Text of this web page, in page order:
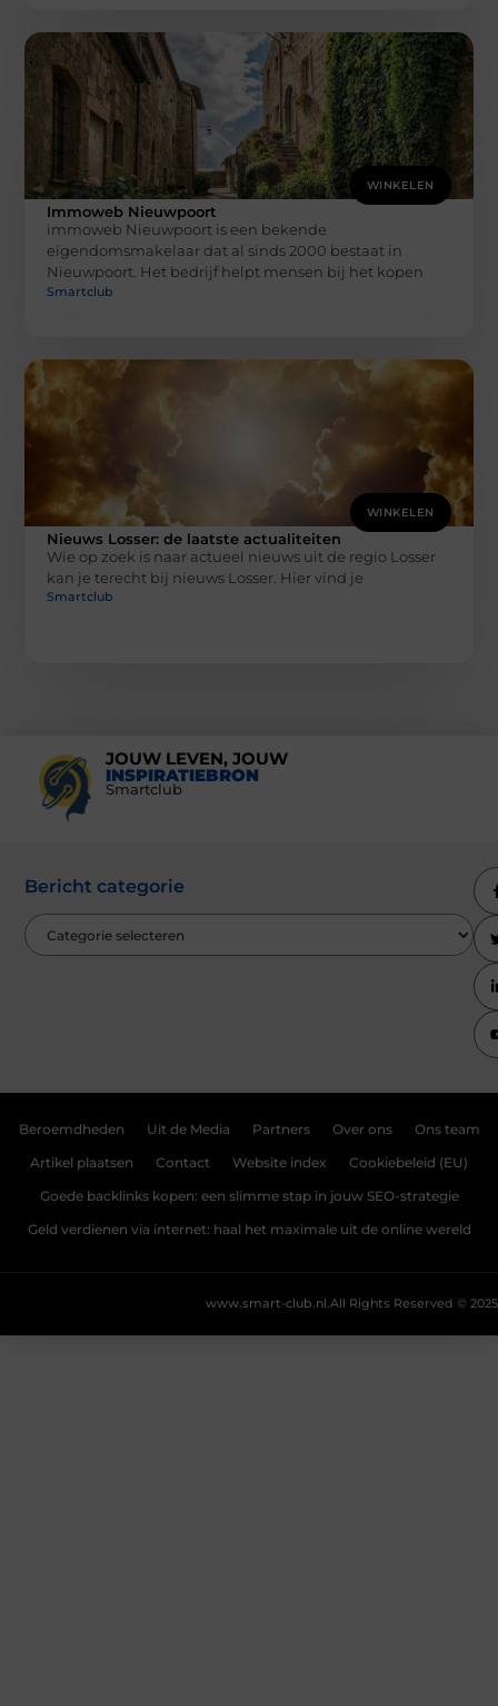
WINKELEN
Immoweb Nieuwpoort
immoweb Nieuwpoort is een bekende
eigendomsmakelaar dat al sinds 2000 bestaat in
Nieuwpoort. Het bedrijf helpt mensen bij het kopen
Smartclub
WINKELEN
Nieuws Losser: de laatste actualiteiten
Wie op zoek is naar actueel nieuws uit de regio Losser
kan je terecht bij nieuws Losser. Hier vind je
Smartclub
JOUW LEVEN, JOUW
INSPIRATIEBRON
Smartclub
Bericht categorie
Beroemdheden Uit de Media Partners Over ons Ons team
Artikel plaatsen Contact Website index Cookiebeleid (EU)
Goede backlinks kopen: een slimme stap in jouw SEO-strategie
Geld verdienen via internet: haal het maximale uit de online wereld
All Rights Reserved © 2025
www.smart-club.nl.